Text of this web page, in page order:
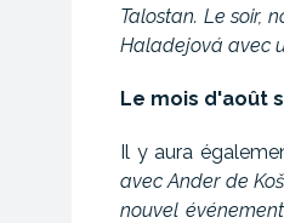
Talostan. Le soir,
Haladejová avec
Le mois d'août
Il y aura
avec Ander de
nouvel